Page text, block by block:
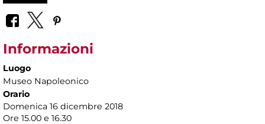
Informazioni
Luogo
Museo Napoleonico
Orario
Domenica 16 dicembre 2018
Ore 15.00 e 16.30